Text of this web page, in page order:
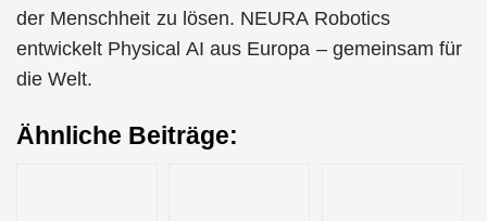
der Menschheit zu lösen. NEURA Robotics
entwickelt Physical AI aus Europa – gemeinsam für
die Welt.
Ähnliche Beiträge: